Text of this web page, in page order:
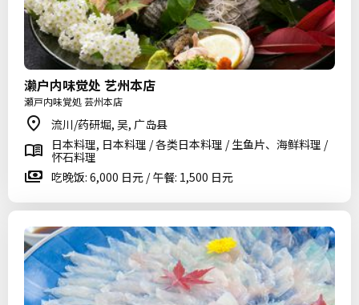
濑户内味觉处 艺州本店
瀬戸内味覚処 芸州本店
流川/药研堀, 吴, 广岛县
日本料理, 日本料理 / 各类日本料理 / 生鱼片、海鲜料理 /
怀石料理
吃晚饭: 6,000 日元 / 午餐: 1,500 日元